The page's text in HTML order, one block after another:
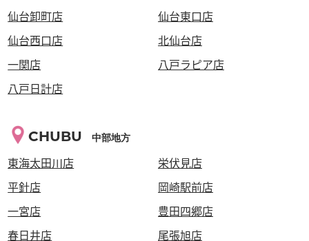
仙台卸町店
仙台東口店
仙台西口店
北仙台店
一関店
八戸ラピア店
八戸日計店
CHUBU 中部地方
東海太田川店
栄伏見店
平針店
岡崎駅前店
一宮店
豊田四郷店
春日井店
尾張旭店